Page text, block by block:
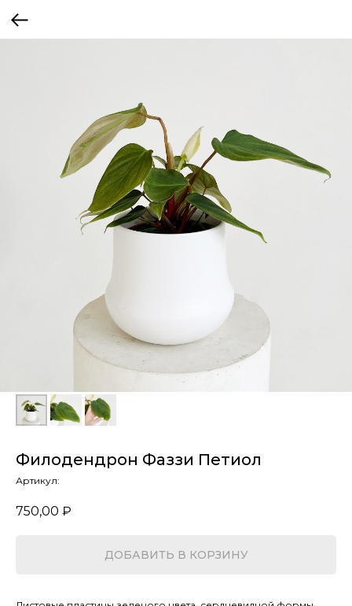
Филодендрон Фаззи Петиол
Артикул:
750,00 ₽
ДОБАВИТЬ В КОРЗИНУ